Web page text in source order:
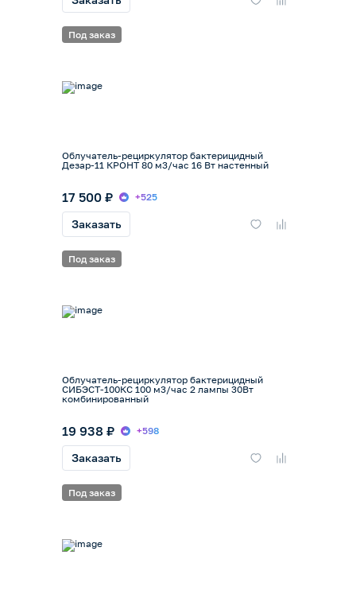
Под заказ
Облучатель-рециркулятор бактерицидный
Дезар-11 КРОНТ 80 м3/час 16 Вт настенный
17 500 ₽ +525
Заказать
Под заказ
Облучатель-рециркулятор бактерицидный
СИБЭСТ-100КС 100 м3/час 2 лампы 30Вт
комбинированный
19 938 ₽ +598
Заказать
Под заказ